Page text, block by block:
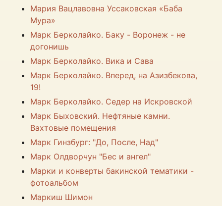
Мария Вацлавовна Уссаковская «Баба
Мура»
Марк Берколайко. Баку - Воронеж - не
догонишь
Марк Берколайко. Вика и Сава
Марк Берколайко. Вперед, на Азизбекова,
19!
Марк Берколайко. Седер на Искровской
Марк Быховский. Нефтяные камни.
Вахтовые помещения
Марк Гинзбург: "До, После, Над"
Марк Олдворчун "Бес и ангел"
Марки и конверты бакинской тематики -
фотоальбом
Маркиш Шимон